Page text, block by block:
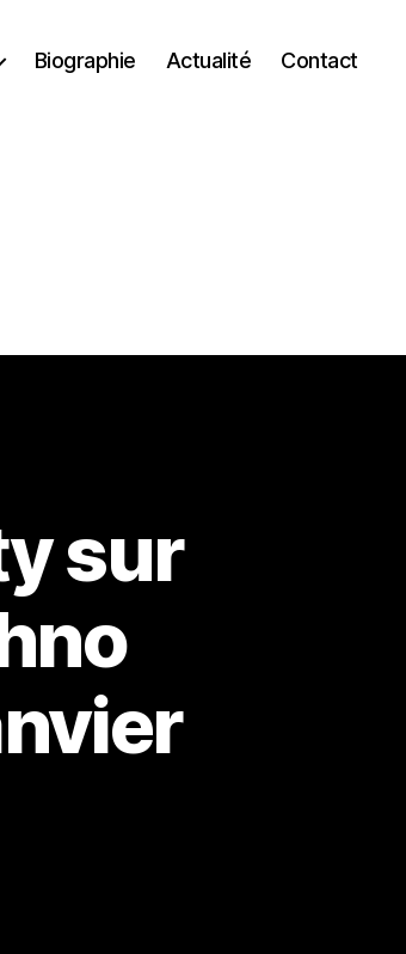
Biographie Actualité Contact
sur